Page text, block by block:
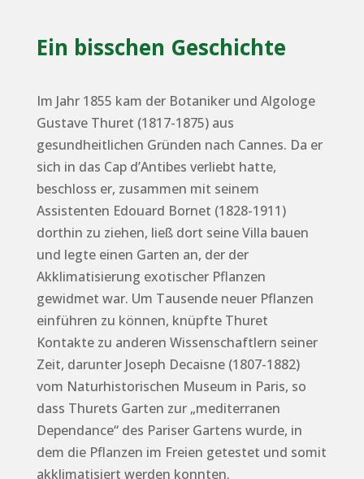
Ein bisschen Geschichte
Im Jahr 1855 kam der Botaniker und Algologe
Gustave Thuret (1817-1875) aus
gesundheitlichen Gründen nach Cannes. Da er
sich in das Cap d’Antibes verliebt hatte,
beschloss er, zusammen mit seinem
Assistenten Edouard Bornet (1828-1911)
dorthin zu ziehen, ließ dort seine Villa bauen
und legte einen Garten an, der der
Akklimatisierung exotischer Pflanzen
gewidmet war. Um Tausende neuer Pflanzen
einführen zu können, knüpfte Thuret
Kontakte zu anderen Wissenschaftlern seiner
Zeit, darunter Joseph Decaisne (1807-1882)
vom Naturhistorischen Museum in Paris, so
dass Thurets Garten zur „mediterranen
Dependance“ des Pariser Gartens wurde, in
dem die Pflanzen im Freien getestet und somit
akklimatisiert werden konnten.